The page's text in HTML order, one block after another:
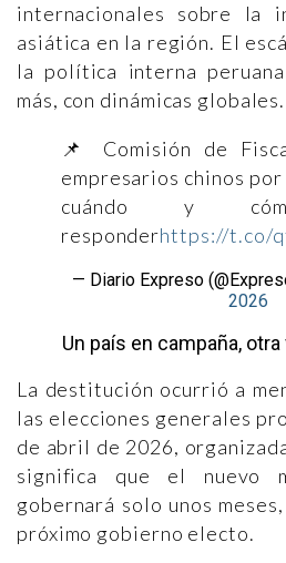
internacionales sobre la
asiática en la región. El
la política interna
más, con dinámicas globales.
📌 Comisión de
empresarios chinos
cuándo y
responderhttps://t.co/
— Diario Expreso
2026
Un país en campaña,
La destitución ocurrió a
las elecciones generales
de abril de 2026,
significa que el nuevo
gobernará solo unos
próximo gobierno electo.